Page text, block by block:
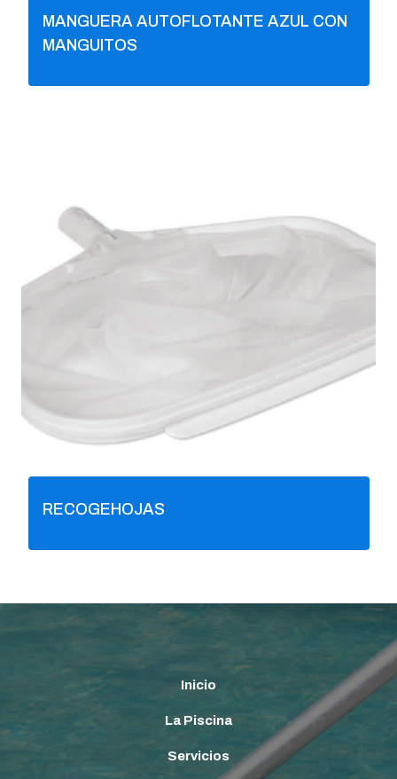
MANGUERA AUTOFLOTANTE AZUL CON
MANGUITOS
RECOGEHOJAS
Inicio
La Piscina
Servicios